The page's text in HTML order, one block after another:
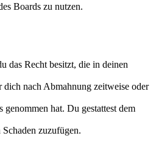
Boards zu nutzen.
das Recht besitzt, die in deinen
dich nach Abmahnung zeitweise oder
hat. Du gestattest dem
zuzufügen.